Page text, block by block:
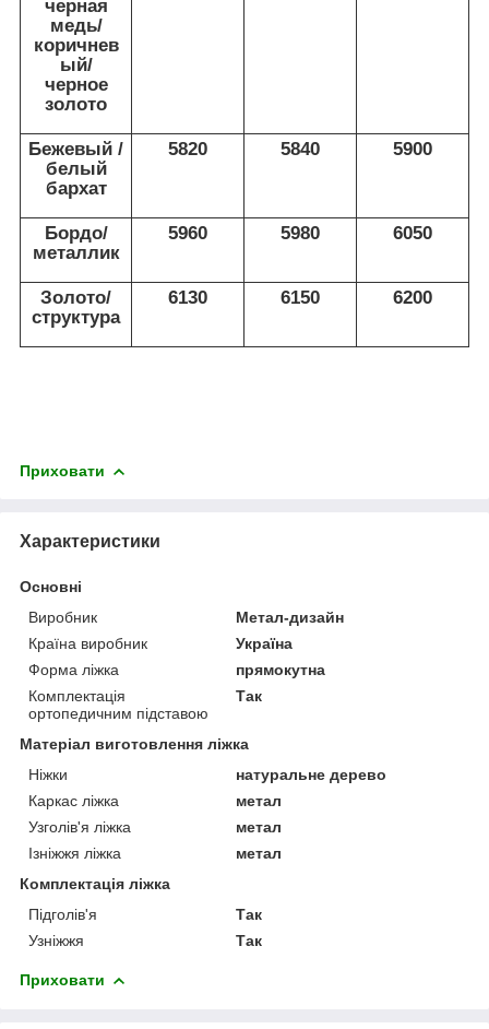
черная
медь/
коричнев
ый/
черное
золото
Бежевый /
белый
бархат
5820 5840 5900
Бордо/
металлик
5960 5980 6050
Золото/
структура
6130 6150 6200
Приховати
Характеристики
Основні
Виробник
Метал-дизайн
Країна виробник
Україна
Форма ліжка
прямокутна
Комплектація
ортопедичним підставою
Так
Матеріал виготовлення ліжка
Ніжки
натуральне дерево
Каркас ліжка
метал
Узголів'я ліжка
метал
Ізніжжя ліжка
метал
Комплектація ліжка
Підголів'я
Так
Узніжжя
Так
Приховати